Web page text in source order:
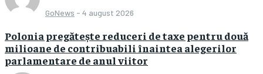
GoNews - 4 august 2026
Polonia pregătește reduceri de taxe pentru două
milioane de contribuabili înaintea alegerilor
parlamentare de anul viitor